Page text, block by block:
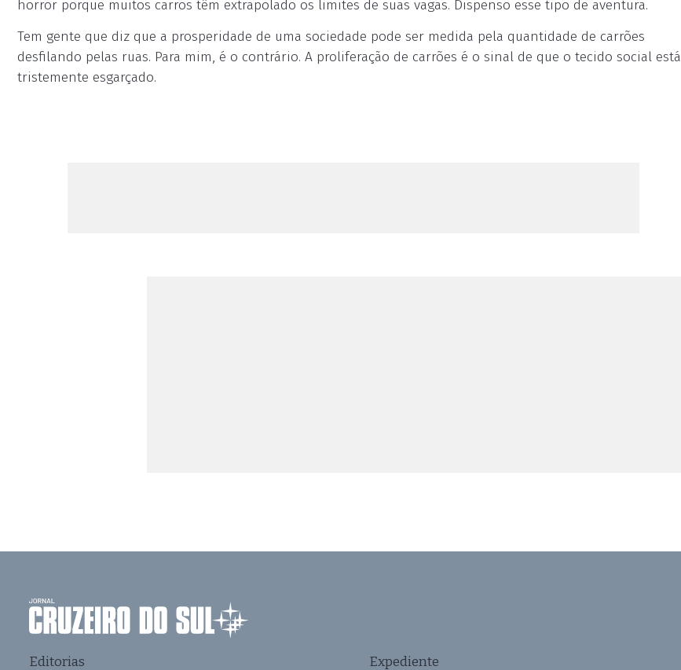
horror porque muitos carros têm extrapolado os limites de suas vagas. Dispenso esse tipo de aventura.
Tem gente que diz que a prosperidade de uma sociedade pode ser medida pela quantidade de carrões
desfilando pelas ruas. Para mim, é o contrário. A proliferação de carrões é o sinal de que o tecido social está
tristemente esgarçado.
Editorias Expediente